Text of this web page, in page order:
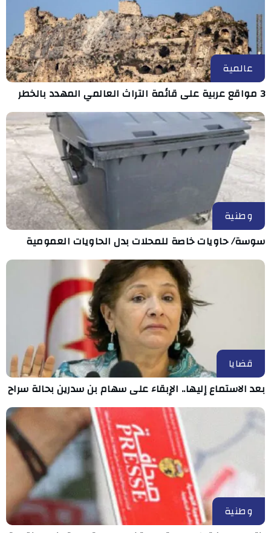
عالمية
3 مواقع عربية على قائمة التراث العالمي المهدد بالخطر
وطنية
سوسة/ حاويات خاصة للمحلات بدل الحاويات العمومية
قضايا
بعد الاستماع إليها.. الإبقاء على سهام بن سدرين بحالة سراح
وطنية